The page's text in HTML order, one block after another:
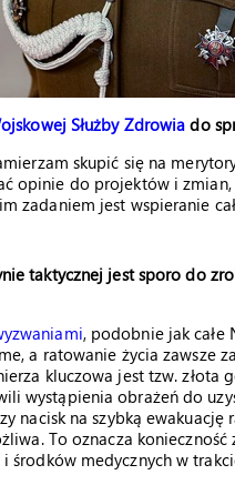
Służby Zdrowiado
skupić się na
opinie do projektów i
zadaniem jest wspieranie
taktycznej jest sporo do
, podobnie jak całe
a ratowanie życia zawsze
kluczowa jest tzw. złota
wystąpienia obrażeń do
nacisk na szybką
To oznacza
środków medycznych w